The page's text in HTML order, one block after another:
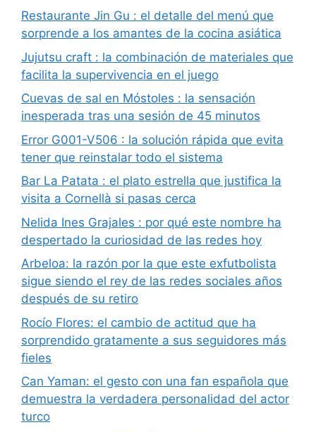
Restaurante Jin Gu : el detalle del menú que
sorprende a los amantes de la cocina asiática
Jujutsu craft : la combinación de materiales que
facilita la supervivencia en el juego
Cuevas de sal en Móstoles : la sensación
inesperada tras una sesión de 45 minutos
Error G001-V506 : la solución rápida que evita
tener que reinstalar todo el sistema
Bar La Patata : el plato estrella que justifica la
visita a Cornellà si pasas cerca
Nelida Ines Grajales : por qué este nombre ha
despertado la curiosidad de las redes hoy
Arbeloa: la razón por la que este exfutbolista
sigue siendo el rey de las redes sociales años
después de su retiro
Rocío Flores: el cambio de actitud que ha
sorprendido gratamente a sus seguidores más
fieles
Can Yaman: el gesto con una fan española que
demuestra la verdadera personalidad del actor
turco